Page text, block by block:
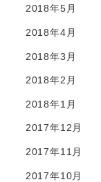
2018年5月
2018年4月
2018年3月
2018年2月
2018年1月
2017年12月
2017年11月
2017年10月